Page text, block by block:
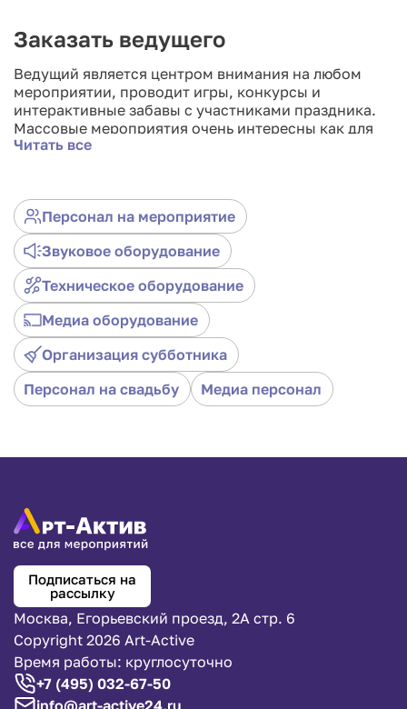
Заказать ведущего
Ведущий является центром внимания на любом
мероприятии, проводит игры, конкурсы и
интерактивные забавы с участниками праздника.
Массовые мероприятия очень интересны как для
детей, так и для взрослых. Посоревноваться в
От тамады зависит успешность мероприятия. Наши
профессионалы сделают Ваш праздник ярким и
запоминающимся. Мы создаем оригинальные
сценарии для каждого праздника и гарантируем
Вам 100% результат.
Любое мероприятие требует индивидуального
подхода, не каждый ведущий сможет провести
оригинальный корпоративный вечер или праздник.
Читать все
Персонал на мероприятие
Звуковое оборудование
Техническое оборудование
Медиа оборудование
Организация субботника
Персонал на свадьбу
Медиа персонал
Подписаться на
рассылку
Москва, Егорьевский проезд, 2А стр. 6
Copyright 2026 Art-Active
Время работы: круглосуточно
+7 (495) 032-67-50
info@art-active24.ru